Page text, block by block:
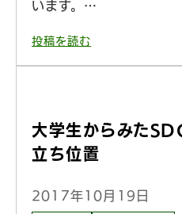
います。…
投稿を読む
大学生からみた
立ち位置
2017年10月19日